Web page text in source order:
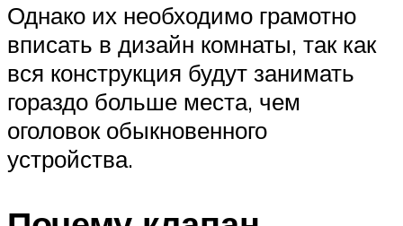
Однако их необходимо грамотно
вписать в дизайн комнаты, так как
вся конструкция будут занимать
гораздо больше места, чем
оголовок обыкновенного
устройства.